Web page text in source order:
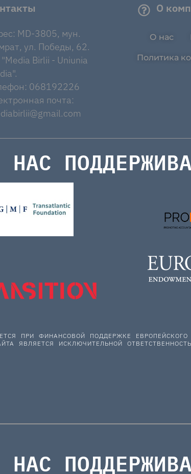
MD-3805, мун.
ул. Победы, 62.
"Media Birlii - Uniunia
068192226
почта:
О
О нас
Политика
НАС
ПРИ ФИНАНСОВОЙ ПОДДЕРЖКЕ
ЯВЛЯЕТСЯ ИСКЛЮЧИТЕЛЬНОЙ
НАС